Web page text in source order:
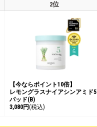
2位
【今ならポイント10倍】
レモングラスナイアシンアミド5
パッド(B)
3,080円(税込)